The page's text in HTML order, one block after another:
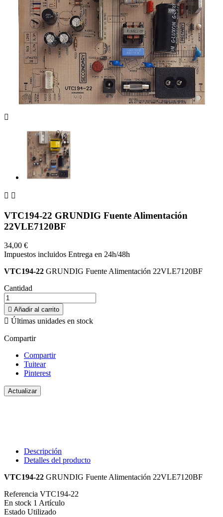

 
VTC194-22 GRUNDIG Fuente Alimentación
22VLE7120BF
34,00 €
Impuestos incluidos Entrega en 24h/48h
VTC194-22 GRUNDIG Fuente Alimentación 22VLE7120BF
Cantidad
 Añadir al carrito
 Últimas unidades en stock
Compartir
Compartir
Tuitear
Pinterest
Descripción
Detalles del producto
VTC194-22 GRUNDIG Fuente Alimentación 22VLE7120BF
Referencia VTC194-22
En stock 1 Artículo
Estado Utilizado